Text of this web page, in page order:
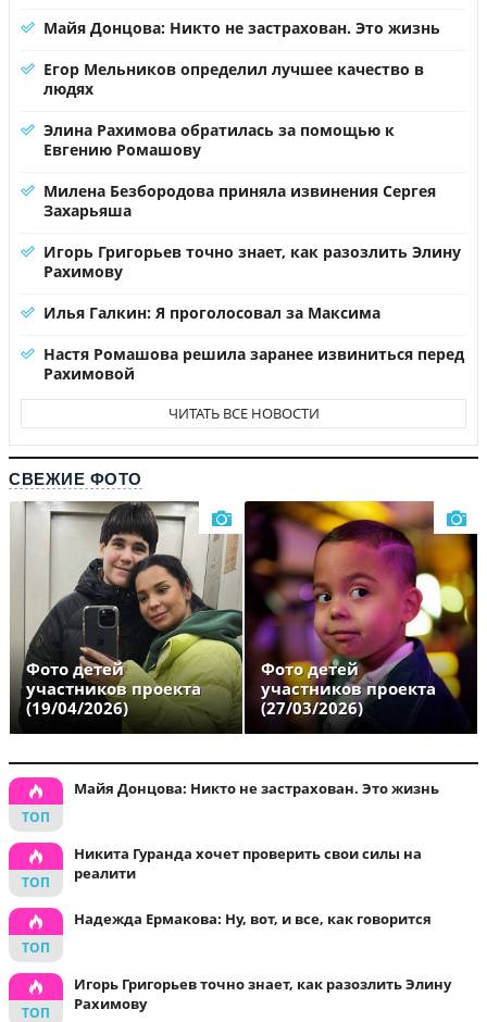
Майя Донцова: Никто не застрахован. Это жизнь
Егор Мельников определил лучшее качество в
людях
Элина Рахимова обратилась за помощью к
Евгению Ромашову
Милена Безбородова приняла извинения Сергея
Захарьяша
Игорь Григорьев точно знает, как разозлить Элину
Рахимову
Илья Галкин: Я проголосовал за Максима
Настя Ромашова решила заранее извиниться перед
Рахимовой
ЧИТАТЬ ВСЕ НОВОСТИ
СВЕЖИЕ ФОТО
Фото детей
участников проекта
(19/04/2026)
Фото детей
участников проекта
(27/03/2026)
Майя Донцова: Никто не застрахован. Это жизнь
Никита Гуранда хочет проверить свои силы на
реалити
Надежда Ермакова: Ну, вот, и все, как говорится
Игорь Григорьев точно знает, как разозлить Элину
Рахимову